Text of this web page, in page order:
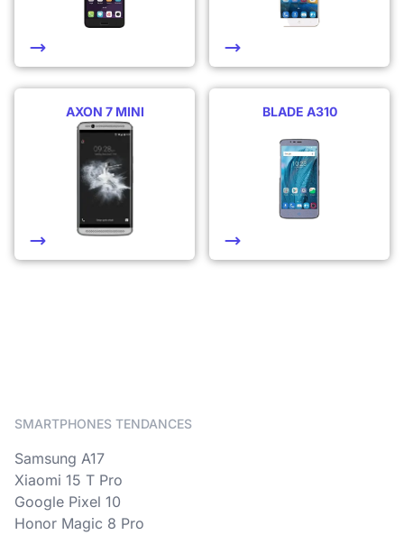
AXON 7 MINI BLADE A310
SMARTPHONES TENDANCES
Samsung A17
Xiaomi 15 T Pro
Google Pixel 10
Honor Magic 8 Pro